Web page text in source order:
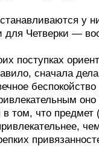
у
Четверки —
поступках
сначала
в том, что